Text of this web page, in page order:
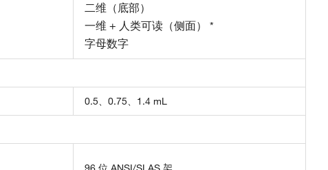
二维（底部）
一维 + 人类可读（侧面） *
字母数字
0.5、0.75、1.4 mL